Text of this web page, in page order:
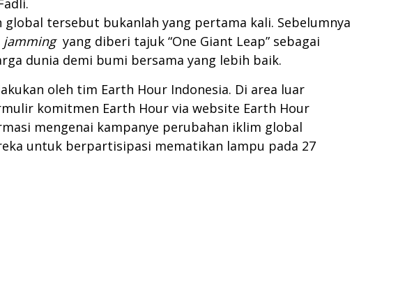
tersebut bukanlah yang pertama kali. Sebelumnya
jammingyang diberi tajuk “One Giant Leap” sebagai
dunia demi bumi bersama yang lebih baik.
oleh tim Earth Hour Indonesia. Di area luar
komitmen Earth Hour via website Earth Hour
mengenai kampanye perubahan iklim global
untuk berpartisipasi mematikan lampu pada 27